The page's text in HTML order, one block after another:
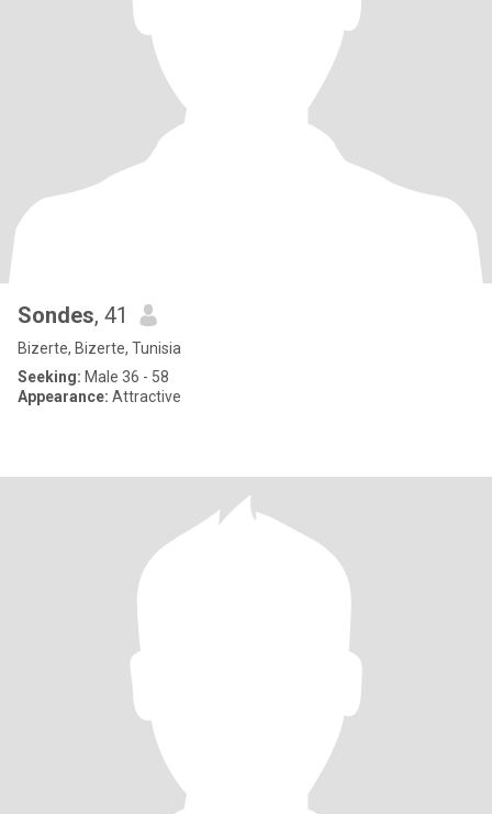
Sondes, 41
Bizerte, Bizerte, Tunisia
Seeking: Male 36 - 58
Appearance: Attractive